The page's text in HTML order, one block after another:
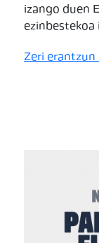
izango duen
ezinbestekoa
Zeri erantzun